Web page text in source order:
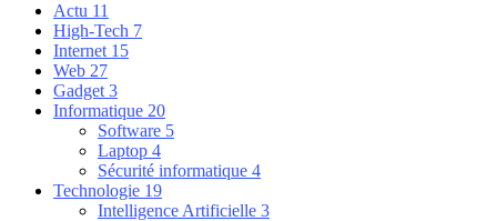
Actu 11
High-Tech 7
Internet 15
Web 27
Gadget3
Informatique 20
Software 5
Laptop 4
Sécurité informatique 4
Technologie 19
Intelligence Artificielle 3